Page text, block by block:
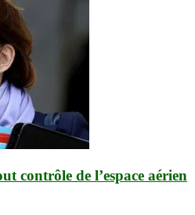
contrôle de l’espace aérien